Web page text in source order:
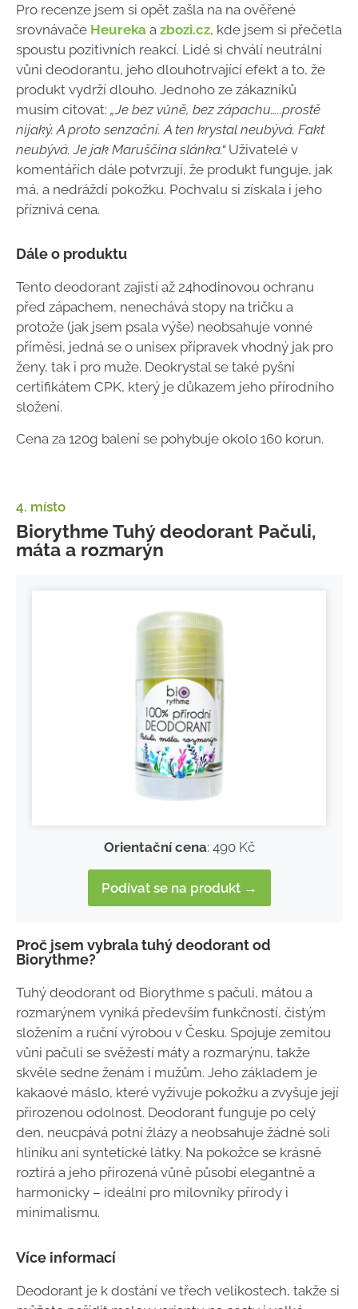
Pro recenze jsem si opět zašla na na ověřené
srovnávače Heureka a zbozi.cz, kde jsem si přečetla
spoustu pozitivních reakcí. Lidé si chválí neutrální
vůni deodorantu, jeho dlouhotrvající efekt a to, že
produkt vydrží dlouho. Jednoho ze zákazníků
musím citovat: „Je bez vůně, bez zápachu…..prostě
nijaký. A proto senzační. A ten krystal neubývá. Fakt
neubývá. Je jak Maruščina slánka.“Uživatelé v
komentářích dále potvrzují, že produkt funguje, jak
má, a nedráždí pokožku. Pochvalu si získala i jeho
příznivá cena.
Dále o produktu
Tento deodorant zajistí až 24hodinovou ochranu
před zápachem, nenechává stopy na tričku a
protože (jak jsem psala výše) neobsahuje vonné
příměsi, jedná se o unisex přípravek vhodný jak pro
ženy, tak i pro muže. Deokrystal se také pyšní
certifikátem CPK, který je důkazem jeho přírodního
složení.
Cena za 120g balení se pohybuje okolo 160 korun.
4. místo
Biorythme Tuhý deodorant Pačuli,
máta a rozmarýn
Orientační cena: 490 Kč
Podívat se na produkt →
Proč jsem vybrala tuhý deodorant od
Biorythme?
Tuhý deodorant od Biorythme s pačuli, mátou a
rozmarýnem vyniká především funkčností, čistým
složením a ruční výrobou v Česku. Spojuje zemitou
vůni pačuli se svěžestí máty a rozmarýnu, takže
skvěle sedne ženám i mužům. Jeho základem je
kakaové máslo, které vyživuje pokožku a zvyšuje její
přirozenou odolnost. Deodorant funguje po celý
den, neucpává potní žlázy a neobsahuje žádné soli
hliníku ani syntetické látky. Na pokožce se krásně
roztírá a jeho přirozená vůně působí elegantně a
harmonicky – ideální pro milovníky přírody i
minimalismu.
Více informací
Deodorant je k dostání ve třech velikostech, takže si